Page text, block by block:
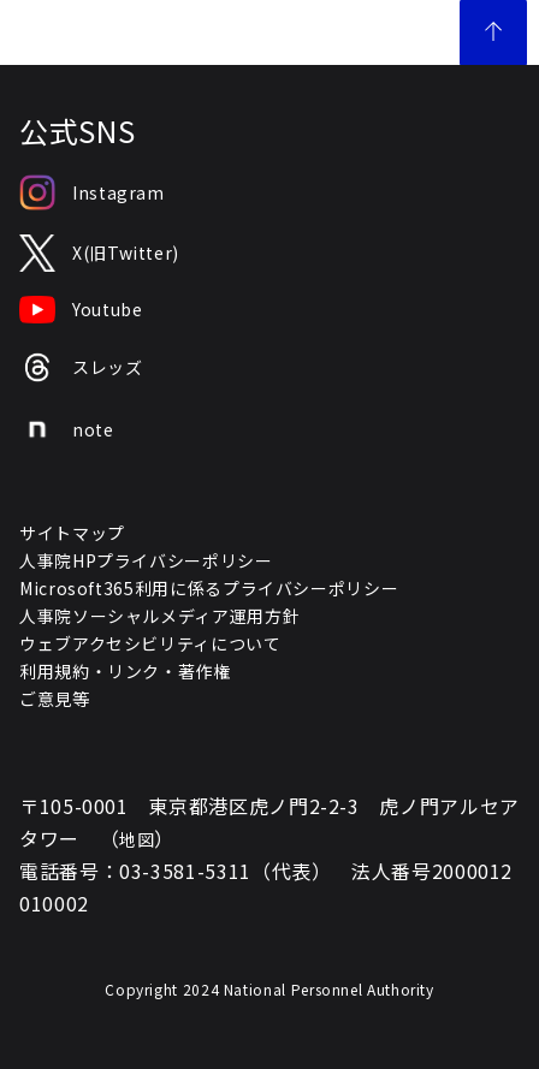
公式SNS
Instagram
X(旧Twitter)
Youtube
スレッズ
note
サイトマップ
人事院HPプライバシーポリシー
Microsoft365利用に係るプライバシーポリシー
人事院ソーシャルメディア運用方針
ウェブアクセシビリティについて
利用規約・リンク・著作権
ご意見等
〒105-0001 東京都港区虎ノ門2-2-3 虎ノ門アルセア
タワー （地図）
電話番号：03-3581-5311（代表） 法人番号2000012
010002
Copyright 2024 National Personnel Authority